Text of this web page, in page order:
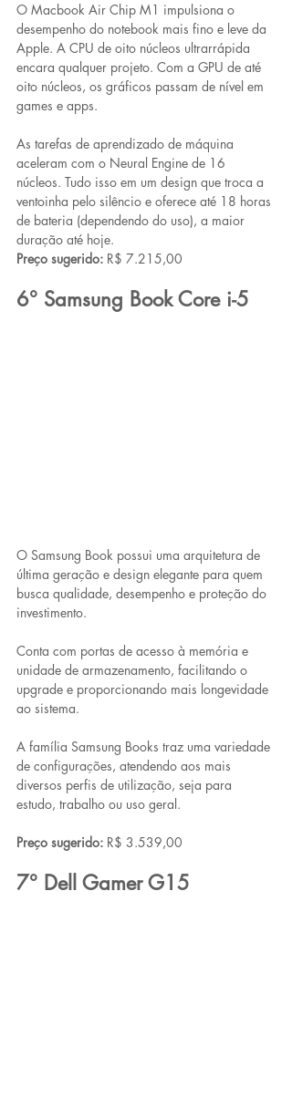
O Macbook Air Chip M1 impulsiona o
desempenho do notebook mais fino e leve da
Apple. A CPU de oito núcleos ultrarrápida
encara qualquer projeto. Com a GPU de até
oito núcleos, os gráficos passam de nível em
games e apps.
As tarefas de aprendizado de máquina
aceleram com o Neural Engine de 16
núcleos. Tudo isso em um design que troca a
ventoinha pelo silêncio e oferece até 18 horas
de bateria (dependendo do uso), a maior
duração até hoje.
Preço sugerido: R$ 7.215,00
6° Samsung Book Core i-5
O Samsung Book possui uma arquitetura de
última geração e design elegante para quem
busca qualidade, desempenho e proteção do
investimento.
Conta com portas de acesso à memória e
unidade de armazenamento, facilitando o
upgrade e proporcionando mais longevidade
ao sistema.
A família Samsung Books traz uma variedade
de configurações, atendendo aos mais
diversos perfis de utilização, seja para
estudo, trabalho ou uso geral.
Preço sugerido: R$ 3.539,00
7° Dell Gamer G15